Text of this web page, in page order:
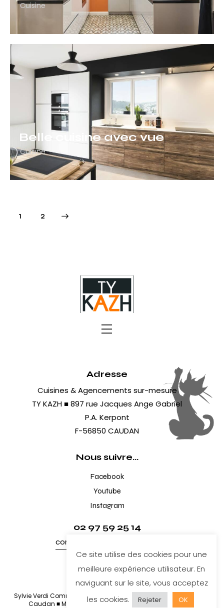
Cuisine
Belle cuisine avec vue
Cuisine
1 2
Adresse
Cuisines & Agencements sur-mesure
TY KAZH ■ 897 rue Jacques Ange Gabriel
P.A. Kerpont
F-56850 CAUDAN
Nous suivre...
Facebook
Youtube
Instagram
02 97 59 25 14
contact@cuisines-tykazh.fr
Sylvie Verdi Communication
© 2026. Cuisines Ty Kazh Lorient
Caudan ■Mentions légales■Cookies■Politique de
Ce site utilise des cookies pour une
meilleure expérience utilisateur. En
naviguant sur le site, vous acceptez
les cookies. Rejeter OK